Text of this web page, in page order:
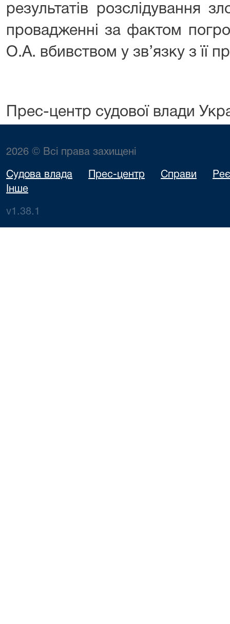
результатів розслідування
провадженні за фактом
О.А. вбивством у зв’язку з її
Прес-центр судової влади
2026 © Всі права захищені
Судова влада Прес-центр Справи
Інше
v1.38.1